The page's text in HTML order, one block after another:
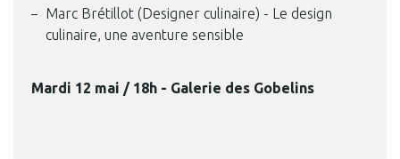
Marc Brétillot (Designer culinaire) - Le design
culinaire, une aventure sensible
Mardi 12 mai / 18h - Galerie des Gobelins